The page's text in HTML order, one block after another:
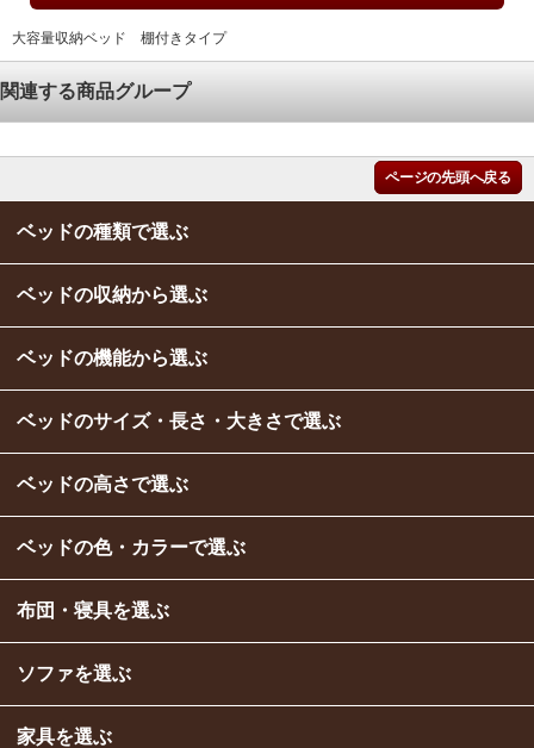
大容量収納ベッド 棚付きタイプ
関連する商品グループ
ページの先頭へ戻る
ベッドの種類で選ぶ
ベッドの収納から選ぶ
ベッドの機能から選ぶ
ベッドのサイズ・長さ・大きさで選ぶ
ベッドの高さで選ぶ
ベッドの色・カラーで選ぶ
布団・寝具を選ぶ
ソファを選ぶ
家具を選ぶ